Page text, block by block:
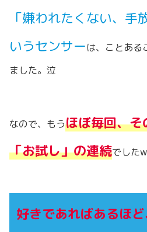
「嫌われたくない、手
いうセンサーは、ことある
ました。泣
なので、もうほぼ毎回、
「お試し」の連続でしたw
好きであればあるほ